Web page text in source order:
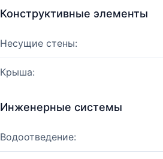
Конструктивные элементы
Несущие стены:
Крыша:
Инженерные системы
Водоотведение: